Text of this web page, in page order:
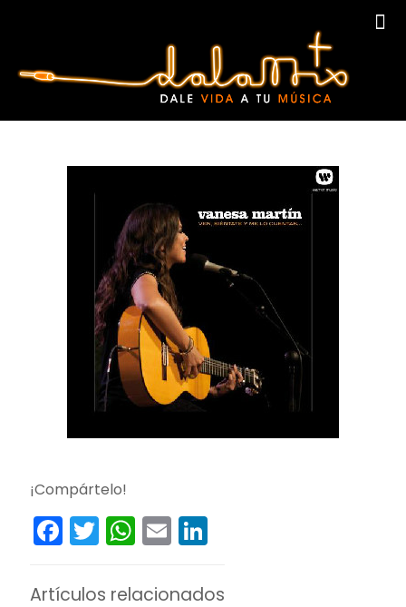
¡Compártelo!
Facebook
Twitter
WhatsApp
Email
Artículos relacionados